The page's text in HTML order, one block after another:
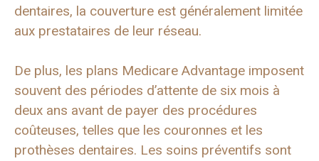
dentaires, la couverture est généralement limitée
aux prestataires de leur réseau.
De plus, les plans Medicare Advantage imposent
souvent des périodes d’attente de six mois à
deux ans avant de payer des procédures
coûteuses, telles que les couronnes et les
prothèses dentaires. Les soins préventifs sont